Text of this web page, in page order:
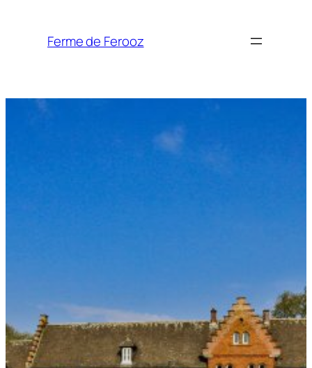
contenuFerme de Ferooz